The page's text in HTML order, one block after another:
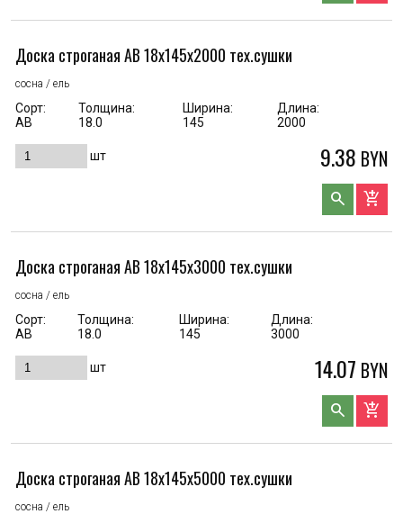
Доска строганая AB 18x145x2000 тех.сушки
сосна / ель
Сорт:
АВ
Толщина:
18.0
Ширина:
145
Длина:
2000
шт 9.38 BYN
search add_shopping_cart
Доска строганая AB 18x145x3000 тех.сушки
сосна / ель
Сорт:
АВ
Толщина:
18.0
Ширина:
145
Длина:
3000
шт 14.07 BYN
search add_shopping_cart
Доска строганая AB 18x145x5000 тех.сушки
сосна / ель